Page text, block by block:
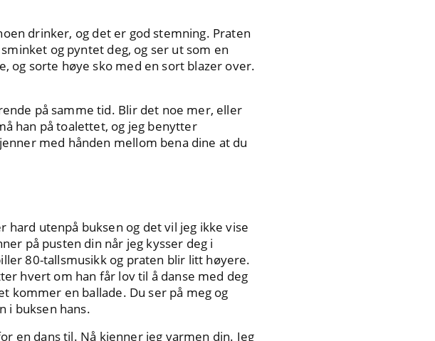
drinker, og det er god stemning. Praten
og pyntet deg, og ser ut som en
og sorte høye sko med en sort blazer over.
på samme tid. Blir det noe mer, eller
han på toalettet, og jeg benytter
med hånden mellom bena dine at du
hard utenpå buksen og det vil jeg ikke vise
på pusten din når jeg kysser deg i
80-tallsmusikk og praten blir litt høyere.
hvert om han får lov til å danse med deg
kommer en ballade. Du ser på meg og
i buksen hans.
en dans til. Nå kjenner jeg varmen din. Jeg